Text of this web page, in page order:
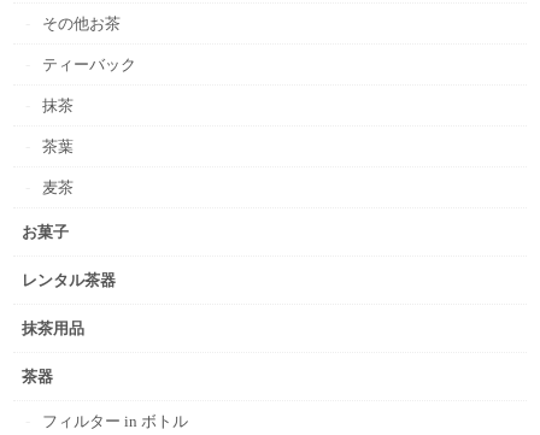
その他お茶
ティーバック
抹茶
茶葉
麦茶
お菓子
レンタル茶器
抹茶用品
茶器
フィルター in ボトル